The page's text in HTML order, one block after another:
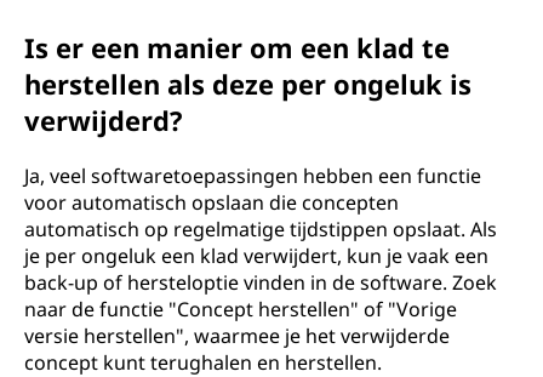
Is er een manier om een klad te
herstellen als deze per ongeluk is
verwijderd?
Ja, veel softwaretoepassingen hebben een functie
voor automatisch opslaan die concepten
automatisch op regelmatige tijdstippen opslaat. Als
je per ongeluk een klad verwijdert, kun je vaak een
back-up of hersteloptie vinden in de software. Zoek
naar de functie "Concept herstellen" of "Vorige
versie herstellen", waarmee je het verwijderde
concept kunt terughalen en herstellen.